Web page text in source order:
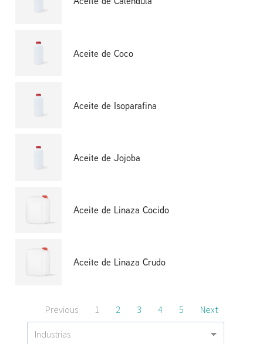
Aceite de Coco
Aceite de Isoparafina
Aceite de Jojoba
Aceite de Linaza Cocido
Aceite de Linaza Crudo
Previous 1 2 3 4 5 Next